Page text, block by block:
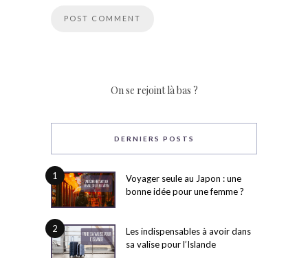
On se rejoint là bas ?
DERNIERS POSTS
1
Voyager seule au Japon : une
bonne idée pour une femme ?
2
Les indispensables à avoir dans
sa valise pour l’Islande